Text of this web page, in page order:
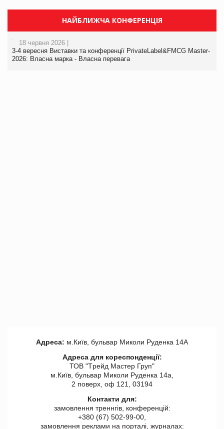
НАЙБЛИЖЧА КОНФЕРЕНЦІЯ
18 червня 2026 |
3-4 вересня Виставки та конференції PrivateLabel&FMCG Master-
2026: Власна марка - Власна перевага
Адреса: м.Київ, бульвар Миколи Руденка 14А
Адреса для кореспонденції:
ТОВ "Tрейд Мастер Груп"
м.Київ, бульвар Миколи Руденка 14а,
2 поверх, оф 121, 03194
Контакти для:
замовлення треннгів, конференцій:
+380 (67) 502-99-00,
замовлення реклами на порталі, журналах: